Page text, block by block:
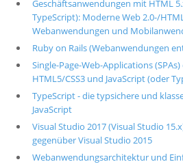
Geschäftsanwendungen mit HTML
TypeScript): Moderne Web 2.0-/
Webanwendungen und
Ruby on Rails (Webanwendungen
Single-Page-Web-Applications
HTML5/CSS3 und JavaScript (oder
TypeScript - die typsichere und
JavaScript
Visual Studio 2017 (Visual Studio
gegenüber Visual Studio 2015
Webanwendungsarchitektur und